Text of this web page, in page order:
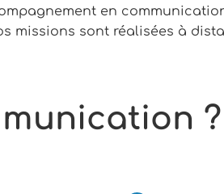
en
missions sont réalisées à